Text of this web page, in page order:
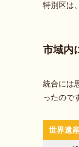
特別区は
市域内
統合には
ったので
世界遺